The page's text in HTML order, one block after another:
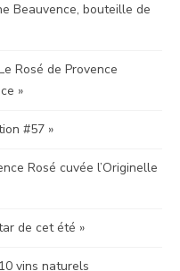
Beauvence, bouteille de
Rosé de Provence
»
#57 »
Rosé cuvée l’Originelle
de cet été »
vins naturels